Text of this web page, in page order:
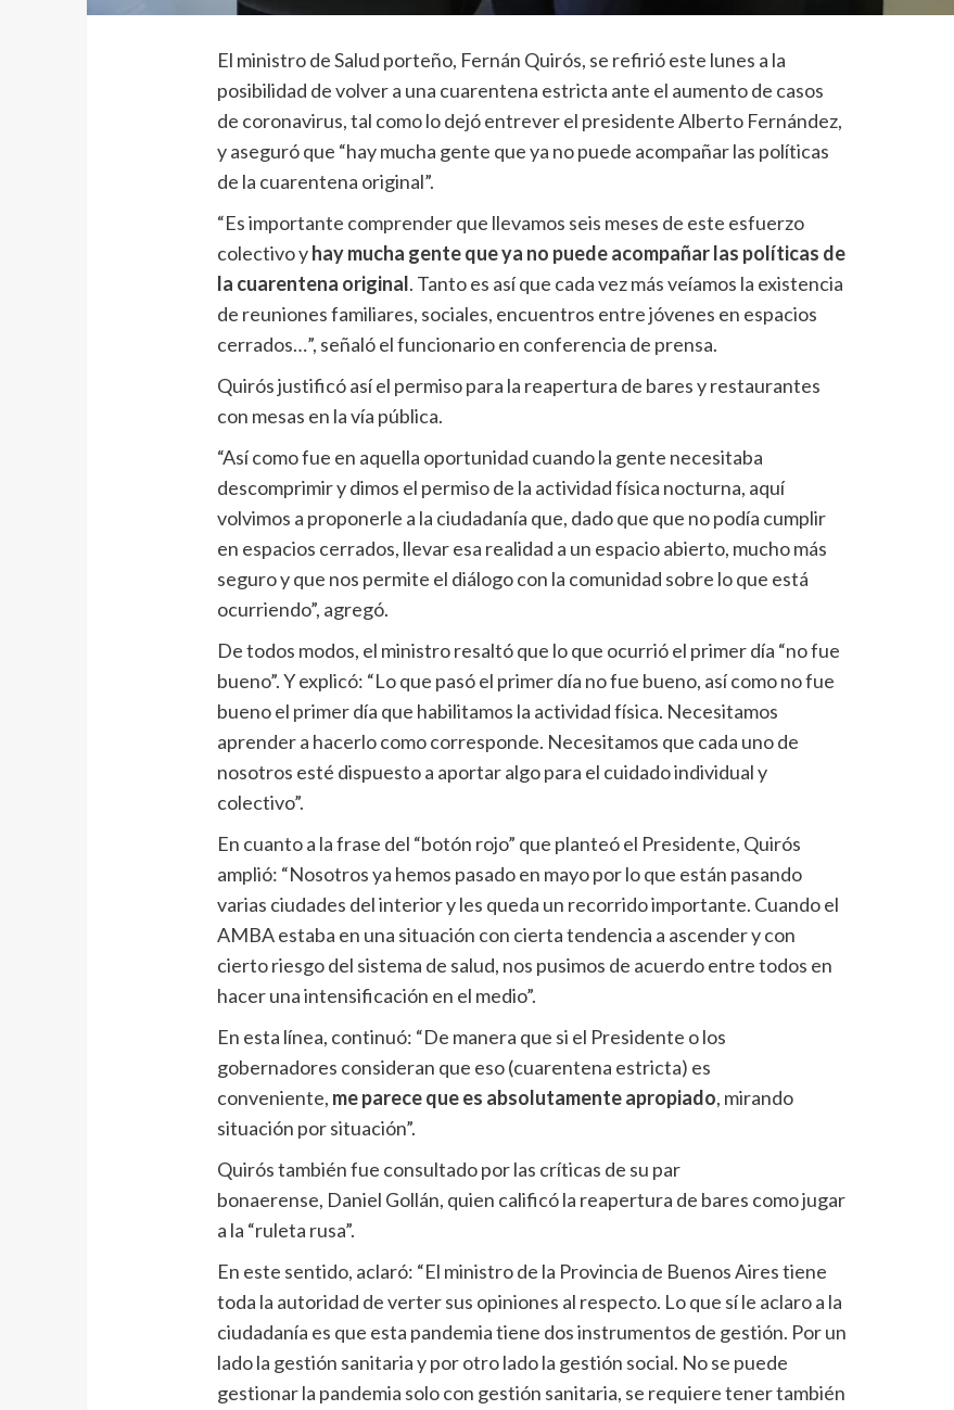
El ministro de Salud porteño, Fernán Quirós, se refirió este lunes a la
posibilidad de volver a una cuarentena estricta ante el aumento de casos
de coronavirus, tal como lo dejó entrever el presidente Alberto Fernández,
y aseguró que “hay mucha gente que ya no puede acompañar las políticas
de la cuarentena original”.
“Es importante comprender que llevamos seis meses de este esfuerzo
colectivo yhay mucha gente que ya no puede acompañar las políticas de
la cuarentena original. Tanto es así que cada vez más veíamos la existencia
de reuniones familiares, sociales, encuentros entre jóvenes en espacios
cerrados…”, señaló el funcionario en conferencia de prensa.
Quirós justificó así el permiso para la reapertura de bares y restaurantes
con mesas en la vía pública.
“Así como fue en aquella oportunidad cuando la gente necesitaba
descomprimir y dimos el permiso de la actividad física nocturna, aquí
volvimos a proponerle a la ciudadanía que, dado que que no podía cumplir
en espacios cerrados, llevar esa realidad a un espacio abierto, mucho más
seguro y que nos permite el diálogo con la comunidad sobre lo que está
ocurriendo”, agregó.
De todos modos, el ministro resaltó que lo que ocurrió el primer día “no fue
bueno”. Y explicó: “Lo que pasó el primer día no fue bueno, así como no fue
bueno el primer día que habilitamos la actividad física. Necesitamos
aprender a hacerlo como corresponde. Necesitamos que cada uno de
nosotros esté dispuesto a aportar algo para el cuidado individual y
colectivo”.
En cuanto a la frase del “botón rojo” que planteó el Presidente, Quirós
amplió: “Nosotros ya hemos pasado en mayo por lo que están pasando
varias ciudades del interior y les queda un recorrido importante. Cuando el
AMBA estaba en una situación con cierta tendencia a ascender y con
cierto riesgo del sistema de salud, nos pusimos de acuerdo entre todos en
hacer una intensificación en el medio”.
En esta línea, continuó: “De manera que si el Presidente o los
gobernadores consideran que eso (cuarentena estricta) es
conveniente, me parece que es absolutamente apropiado, mirando
situación por situación”.
Quirós también fue consultado por las críticas de su par
bonaerense, Daniel Gollán, quien calificó la reapertura de bares como jugar
a la “ruleta rusa”.
En este sentido, aclaró: “El ministro de la Provincia de Buenos Aires tiene
toda la autoridad de verter sus opiniones al respecto. Lo que sí le aclaro a la
ciudadanía es que esta pandemia tiene dos instrumentos de gestión. Por un
lado la gestión sanitaria y por otro lado la gestión social. No se puede
gestionar la pandemia solo con gestión sanitaria, se requiere tener también